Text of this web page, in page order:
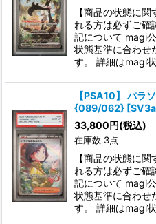
【商品の状態に
れる方は必ずご確
記について magi
状態基準に合わせ
す。 詳細はmagi
【PSA10】 パラ
{089/062}
33,800円(税込)
在庫数 3点
【商品の状態に
れる方は必ずご確
記について magi
状態基準に合わせ
す。 詳細はmagi